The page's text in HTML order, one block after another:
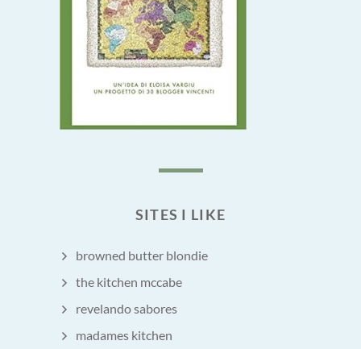
SITES I LIKE
browned butter blondie
the kitchen mccabe
revelando sabores
madames kitchen